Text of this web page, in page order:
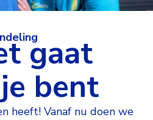
gaat
bent
heeft! Vanaf nu doen we